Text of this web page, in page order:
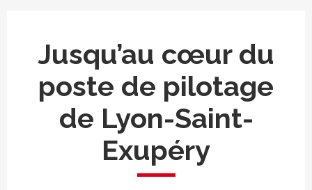
Jusqu’au cœur du
poste de pilotage
de Lyon-Saint-
Exupéry